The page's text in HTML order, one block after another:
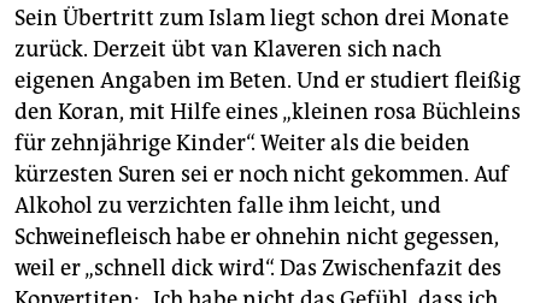
Sein Übertritt zum Islam liegt schon drei Monate
zurück. Derzeit übt van Klaveren sich nach
eigenen Angaben im Beten. Und er studiert fleißig
den Koran, mit Hilfe eines „kleinen rosa Büchleins
für zehnjährige Kinder“. Weiter als die beiden
kürzesten Suren sei er noch nicht gekommen. Auf
Alkohol zu verzichten falle ihm leicht, und
Schweinefleisch habe er ohnehin nicht gegessen,
weil er „schnell dick wird“. Das Zwischenfazit des